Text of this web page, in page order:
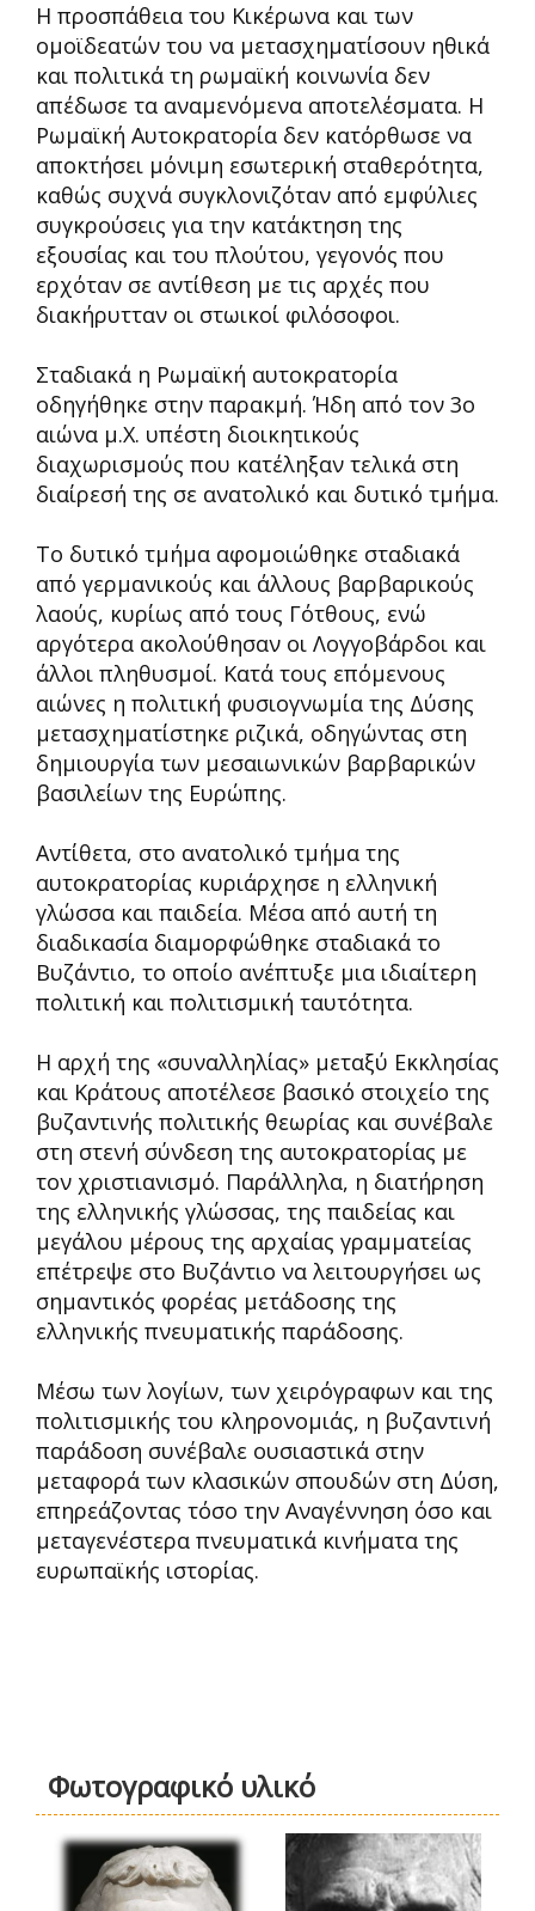
Η προσπάθεια του Κικέρωνα και των
ομοϊδεατών του να μετασχηματίσουν ηθικά
και πολιτικά τη ρωμαϊκή κοινωνία δεν
απέδωσε τα αναμενόμενα αποτελέσματα. Η
Ρωμαϊκή Αυτοκρατορία δεν κατόρθωσε να
αποκτήσει μόνιμη εσωτερική σταθερότητα,
καθώς συχνά συγκλονιζόταν από εμφύλιες
συγκρούσεις για την κατάκτηση της
εξουσίας και του πλούτου, γεγονός που
ερχόταν σε αντίθεση με τις αρχές που
διακήρυτταν οι στωικοί φιλόσοφοι.
Σταδιακά η Ρωμαϊκή αυτοκρατορία
οδηγήθηκε στην παρακμή. Ήδη από τον 3ο
αιώνα μ.Χ. υπέστη διοικητικούς
διαχωρισμούς που κατέληξαν τελικά στη
διαίρεσή της σε ανατολικό και δυτικό τμήμα.
Το δυτικό τμήμα αφομοιώθηκε σταδιακά
από γερμανικούς και άλλους βαρβαρικούς
λαούς, κυρίως από τους Γότθους, ενώ
αργότερα ακολούθησαν οι Λογγοβάρδοι και
άλλοι πληθυσμοί. Κατά τους επόμενους
αιώνες η πολιτική φυσιογνωμία της Δύσης
μετασχηματίστηκε ριζικά, οδηγώντας στη
δημιουργία των μεσαιωνικών βαρβαρικών
βασιλείων της Ευρώπης.
Αντίθετα, στο ανατολικό τμήμα της
αυτοκρατορίας κυριάρχησε η ελληνική
γλώσσα και παιδεία. Μέσα από αυτή τη
διαδικασία διαμορφώθηκε σταδιακά το
Βυζάντιο, το οποίο ανέπτυξε μια ιδιαίτερη
πολιτική και πολιτισμική ταυτότητα.
Η αρχή της «συναλληλίας» μεταξύ Εκκλησίας
και Κράτους αποτέλεσε βασικό στοιχείο της
βυζαντινής πολιτικής θεωρίας και συνέβαλε
στη στενή σύνδεση της αυτοκρατορίας με
τον χριστιανισμό. Παράλληλα, η διατήρηση
της ελληνικής γλώσσας, της παιδείας και
μεγάλου μέρους της αρχαίας γραμματείας
επέτρεψε στο Βυζάντιο να λειτουργήσει ως
σημαντικός φορέας μετάδοσης της
ελληνικής πνευματικής παράδοσης.
Μέσω των λογίων, των χειρόγραφων και της
πολιτισμικής του κληρονομιάς, η βυζαντινή
παράδοση συνέβαλε ουσιαστικά στην
μεταφορά των κλασικών σπουδών στη Δύση,
επηρεάζοντας τόσο την Αναγέννηση όσο και
μεταγενέστερα πνευματικά κινήματα της
ευρωπαϊκής ιστορίας.
Φωτογραφικό υλικό